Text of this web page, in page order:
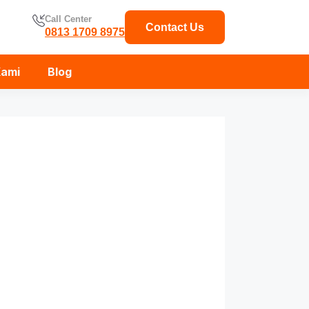
Call Center
0813 1709 8975 Contact Us
Blog